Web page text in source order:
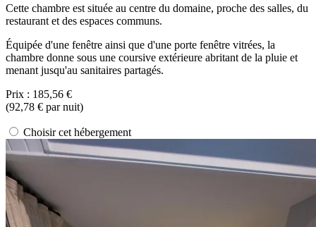
Cette chambre est située au centre du domaine, proche des salles, du
restaurant et des espaces communs.
Équipée d'une fenêtre ainsi que d'une porte fenêtre vitrées, la
chambre donne sous une coursive extérieure abritant de la pluie et
menant jusqu'au sanitaires partagés.
Prix : 185,56 €
(92,78 € par nuit)
Choisir cet hébergement